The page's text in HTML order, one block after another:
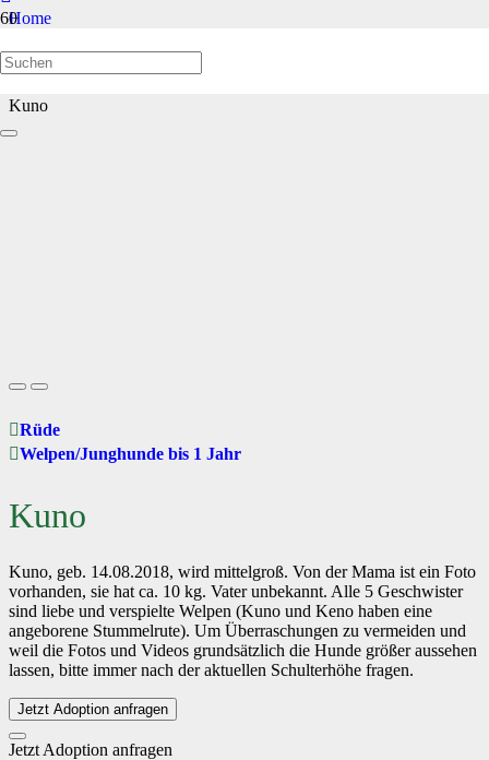
Home
Welpen/Junghunde bis 1 Jahr
Kuno
Rüde
Welpen/Junghunde bis 1 Jahr
Kuno
Kuno, geb. 14.08.2018, wird mittelgroß. Von der Mama ist ein Foto
vorhanden, sie hat ca. 10 kg. Vater unbekannt. Alle 5 Geschwister
sind liebe und verspielte Welpen (Kuno und Keno haben eine
angeborene Stummelrute). Um Überraschungen zu vermeiden und
weil die Fotos und Videos grundsätzlich die Hunde größer aussehen
lassen, bitte immer nach der aktuellen Schulterhöhe fragen.
Jetzt Adoption anfragen
Jetzt Adoption anfragen